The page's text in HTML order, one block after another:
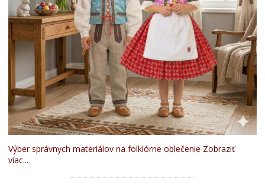
Výber správnych materiálov na folklórne oblečenie Zobraziť
viac...